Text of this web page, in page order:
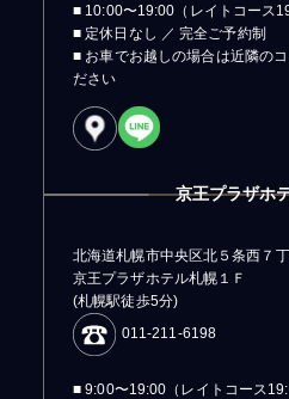
■ 10:00〜19:00（レイトコース
■ 定休日なし ／ 完全ご予約制
■ お車でお越しの場合は近隣の
ださい
京王プラザホ
北海道札幌市中央区北５条西７
京王プラザホテル札幌１Ｆ
(札幌駅徒歩5分)
011-211-6198
■ 9:00〜19:00（レイトコース